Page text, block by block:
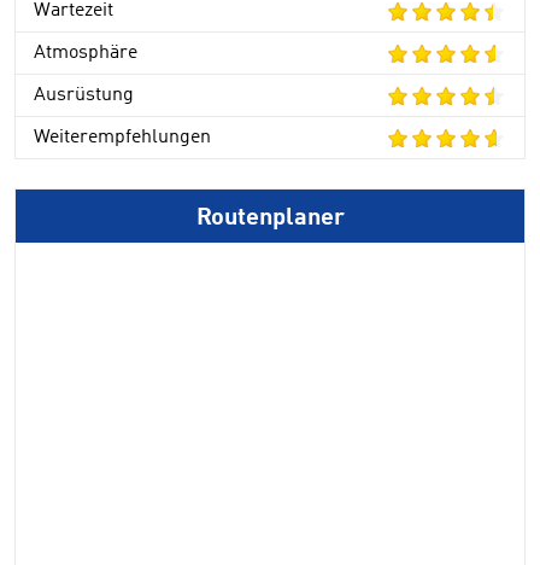
Wartezeit
Atmosphäre
Ausrüstung
Weiterempfehlungen
Routenplaner